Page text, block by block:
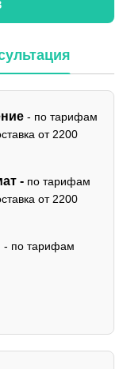
- по тарифам
от 2200
- по тарифам
от 2200
- по тарифам